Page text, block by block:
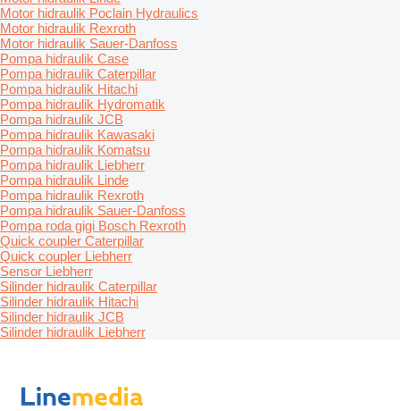
Motor hidraulik Poclain Hydraulics
Motor hidraulik Rexroth
Motor hidraulik Sauer-Danfoss
Pompa hidraulik Case
Pompa hidraulik Caterpillar
Pompa hidraulik Hitachi
Pompa hidraulik Hydromatik
Pompa hidraulik JCB
Pompa hidraulik Kawasaki
Pompa hidraulik Komatsu
Pompa hidraulik Liebherr
Pompa hidraulik Linde
Pompa hidraulik Rexroth
Pompa hidraulik Sauer-Danfoss
Pompa roda gigi Bosch Rexroth
Quick coupler Caterpillar
Quick coupler Liebherr
Sensor Liebherr
Silinder hidraulik Caterpillar
Silinder hidraulik Hitachi
Silinder hidraulik JCB
Silinder hidraulik Liebherr